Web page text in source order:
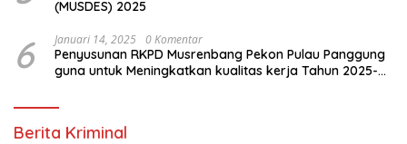
(MUSDES) 2025
6 Januari 14, 2025 0 Komentar
Penyusunan RKPD Musrenbang Pekon Pulau Panggung
guna untuk Meningkatkan kualitas kerja Tahun 2025-
Berita Kriminal